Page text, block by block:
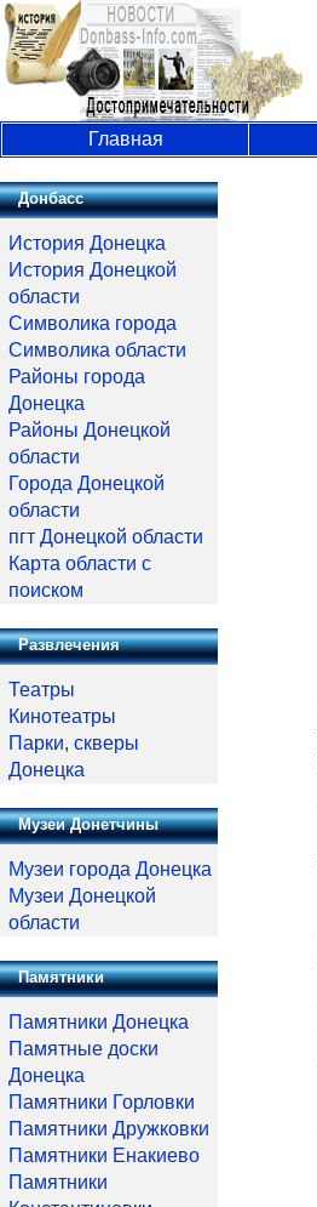
Главная
Донбасс
История Донецка
История Донецкой
области
Символика города
Символика области
Районы города
Донецка
Районы Донецкой
области
Города Донецкой
области
пгт Донецкой области
Карта области с
поиском
Развлечения
Театры
Кинотеатры
Парки, скверы
Донецка
Музеи Донетчины
Музеи города Донецка
Музеи Донецкой
области
Памятники
Памятники Донецка
Памятные доски
Донецка
Памятники Горловки
Памятники Дружковки
Памятники Енакиево
Памятники